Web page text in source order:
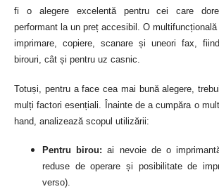
fi o alegere excelentă pentru cei care
performant la un preț accesibil. O
imprimare, copiere, scanare și uneori fax,
birouri, cât și pentru uz casnic.
Totuși, pentru a face cea mai bună alegere,
mulți factori esențiali. Înainte de a cumpăra o
hand, analizează scopul utilizării:
Pentru birou: ai nevoie de o
reduse de operare și posibilitate de
verso).